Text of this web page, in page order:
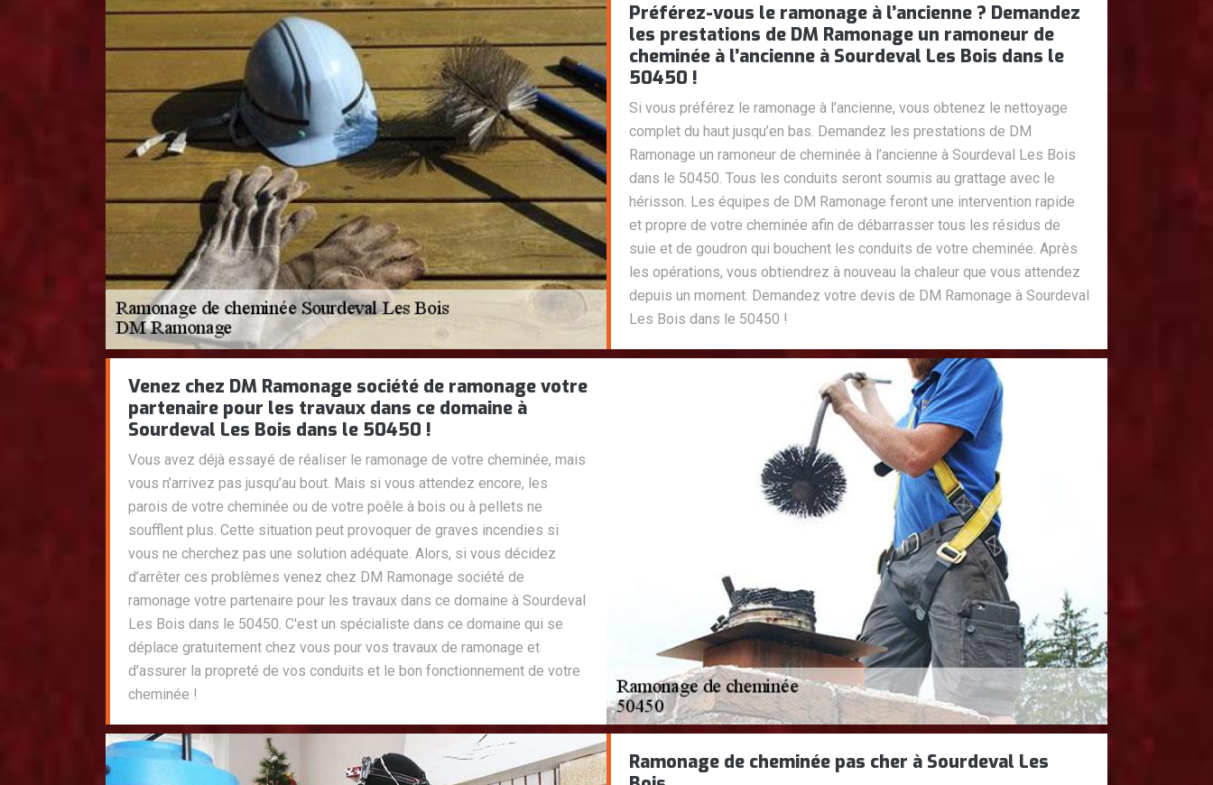
Préférez-vous le ramonage à l’ancienne ? Demandez
les prestations de DM Ramonage un ramoneur de
cheminée à l’ancienne à Sourdeval Les Bois dans le
50450 !
Si vous préférez le ramonage à l’ancienne, vous obtenez le nettoyage
complet du haut jusqu’en bas. Demandez les prestations de DM
Ramonage un ramoneur de cheminée à l’ancienne à Sourdeval Les Bois
dans le 50450. Tous les conduits seront soumis au grattage avec le
hérisson. Les équipes de DM Ramonage feront une intervention rapide
et propre de votre cheminée afin de débarrasser tous les résidus de
suie et de goudron qui bouchent les conduits de votre cheminée. Après
les opérations, vous obtiendrez à nouveau la chaleur que vous attendez
depuis un moment. Demandez votre devis de DM Ramonage à Sourdeval
Les Bois dans le 50450 !
Venez chez DM Ramonage société de ramonage votre
partenaire pour les travaux dans ce domaine à
Sourdeval Les Bois dans le 50450 !
Vous avez déjà essayé de réaliser le ramonage de votre cheminée, mais
vous n’arrivez pas jusqu’au bout. Mais si vous attendez encore, les
parois de votre cheminée ou de votre poêle à bois ou à pellets ne
soufflent plus. Cette situation peut provoquer de graves incendies si
vous ne cherchez pas une solution adéquate. Alors, si vous décidez
d’arrêter ces problèmes venez chez DM Ramonage société de
ramonage votre partenaire pour les travaux dans ce domaine à Sourdeval
Les Bois dans le 50450. C'est un spécialiste dans ce domaine qui se
déplace gratuitement chez vous pour vos travaux de ramonage et
d’assurer la propreté de vos conduits et le bon fonctionnement de votre
cheminée !
Ramonage de cheminée pas cher à Sourdeval Les